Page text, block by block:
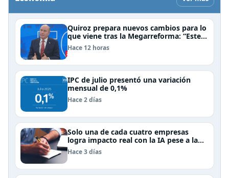
Quiroz prepara nuevos cambios para lo
que viene tras la Megarreforma: “Este
es el fin del comienzo”
Hace 12 horas
IPC de julio presentó una variación
mensual de 0,1%
Hace 2 días
Solo una de cada cuatro empresas
logra impacto real con la IA pese a la
inversión, según el Foro Económico
Mundial
Hace 3 días